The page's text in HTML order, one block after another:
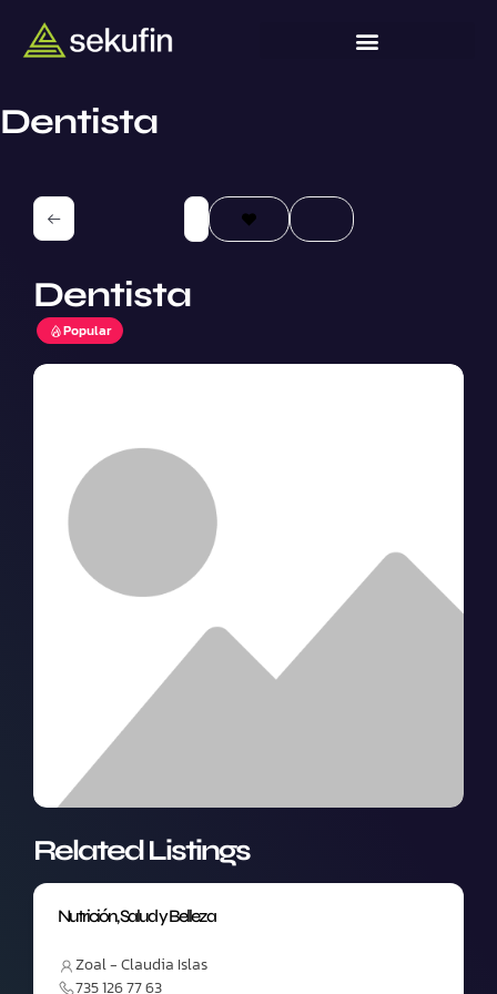
Dentista
Dentista
Popular
Related Listings
Nutrición, Salud y Belleza
Zoal - Claudia Islas
735 126 77 63